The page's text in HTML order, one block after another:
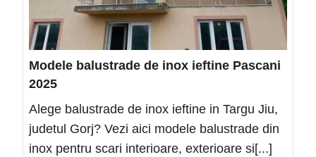
Modele balustrade de inox ieftine Pascani
2025
Alege balustrade de inox ieftine in Targu Jiu,
judetul Gorj? Vezi aici modele balustrade din
inox pentru scari interioare, exterioare si[...]